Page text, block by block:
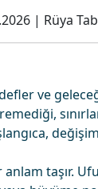
| Rüya
ve
taşır.